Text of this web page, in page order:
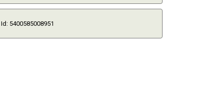
Id: 5400585008951